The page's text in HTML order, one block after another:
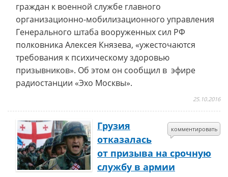
граждан к военной службе главного
организационно-мобилизационного управления
Генерального штаба вооруженных сил РФ
полковника Алексея Князева, «ужесточаются
требования к психическому здоровью
призывников». Об этом он сообщил в эфире
радиостанции «Эхо Москвы».
25.10.2016
комментировать
Грузия
отказалась
от призыва на срочную
службу в армии